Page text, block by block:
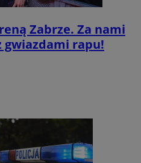
Zabrze. Za nami
gwiazdami rapu!